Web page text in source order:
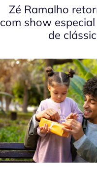
Zé Ramalho
com show
de